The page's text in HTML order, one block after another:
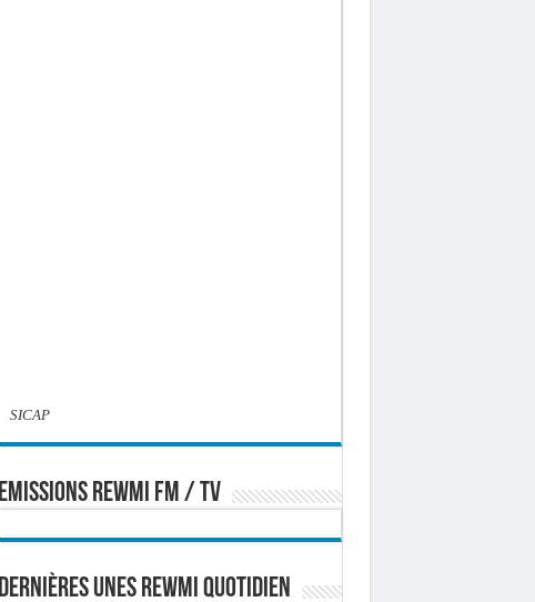
SICAP
EMISSIONS REWMI FM / TV
Dernières Unes Rewmi Quotidien